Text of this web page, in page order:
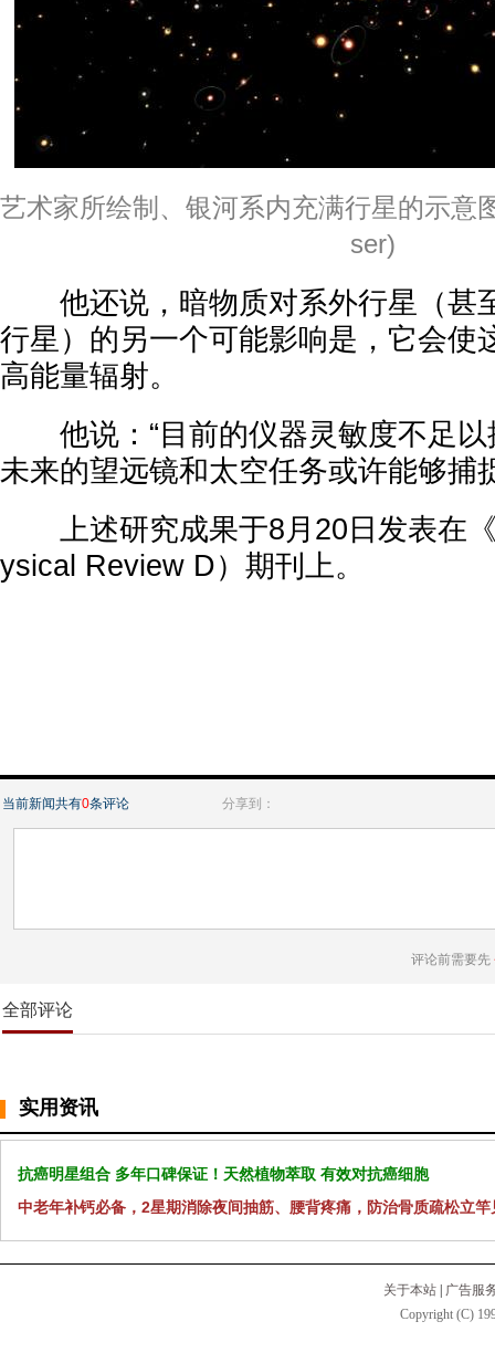
艺术家所绘制、银河系内充满行星的示意
ser)
他还说，暗物质对系外行星（甚
行星）的另一个可能影响是，它会使
高能量辐射。
他说：“目前的仪器灵敏度不足以
未来的望远镜和太空任务或许能够捕
上述研究成果于8月20日发表在《
ysical Review D）期刊上。
当前新闻共有0条评论 分享到：
评论前需要先
全部评论
实用资讯
抗癌明星组合 多年口碑保证！天然植物萃取 有效对抗癌细胞
中老年补钙必备，2星期消除夜间抽筋、腰背疼痛，防治骨质疏松立竿
关于本站
广告服
Copyright (C)